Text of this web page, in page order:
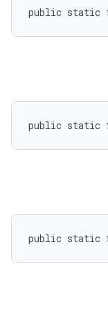
public static
public static
public static